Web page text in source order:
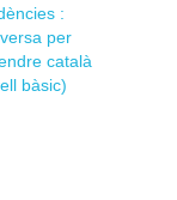
:
per
català
bàsic)